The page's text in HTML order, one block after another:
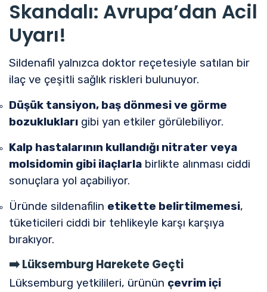
Skandalı: Avrupa’dan Acil
Uyarı!
Sildenafil yalnızca doktor reçetesiyle satılan bir
ilaç ve çeşitli sağlık riskleri bulunuyor.
Düşük tansiyon, baş dönmesi ve görme
bozuklukları gibi yan etkiler görülebiliyor.
Kalp hastalarının kullandığı nitrater veya
molsidomin gibi ilaçlarla birlikte alınması ciddi
sonuçlara yol açabiliyor.
Üründe sildenafilin etikette belirtilmemesi,
tüketicileri ciddi bir tehlikeyle karşı karşıya
bırakıyor.
➡️Lüksemburg Harekete Geçti
Lüksemburg yetkilileri, ürünün çevrim içi